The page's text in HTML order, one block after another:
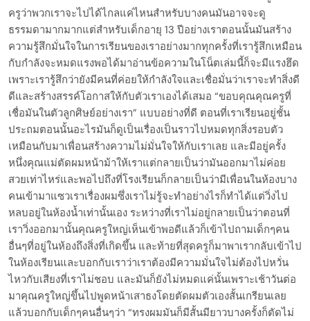
ครูว่าพวกเราจะไปได้ไกลแค่ไหนสำหรับบางคนมันอาจจะดู
ธรรมดามากมากแต่สำหรับเด็กอายุ 13 ปีอย่างเราตอนนั้นมันสร้าง
ความรู้สึกมั่นใจในการเรียนของเราอย่างมากทุกครั้งที่เรารู้สึกเหมือน
กับกำลังจะหมดแรงพอได้มาอ่านข้อความในโน็ตเล่มนี้ก็จะมีแรงฮึด
เพราะเรารู้สึกว่ายังมีคนที่ค่อยให้กำลังใจและเชื่อมั่นว่าเราจะทำสิ่งดี
ดีและสร้างสรรค์โอกาสให้กับตัวเราเองได้เสมอ “ขอบคุณคุณครูที่
เชื่อมันในตัวลูกศิษย์อย่างเรา” แบบอย่างที่ดี ตอนที่เราเรียนอยู่ชั้น
ประถมตอนนั้นอะไรมันก็ดูเป็นเรื่องเป็นราวไปหมดทุกสิ่งรอบตัว
เหมือนกับมาเพื่อนสร้างความไม่มั่นใจให้กับเราเลย และมีอยู่ครั้ง
หนึ่งคุณแม่ตัดผมหน้าม้าให้เราแต่กลายเป็นว่ามันออกมาไม่ค่อย
สวยเท่าไหร่และพอไปถึงที่โรงเรียนก็กลายเป็นว่ามีเพื่อนในห้องบาง
คนเข้ามาแซวเราเรื่องผมซึ่งเราไม่รู้จะทำอย่างไรก็ทำได้แต่วิ่งไป
หลบอยู่ในห้องน้ำเท่านั้นเอง ระหว่างที่เราไม่อยู่กลายเป็นว่าตอนที่
เราวิ่งออกมานั้นคุณครูใหญ่เห็นเข้าพอดีแล้วก็เข้าไปถามเด็กๆคน
อื่นๆที่อยู่ในห้องถึงสิ่งที่เกิดขึ้น และท้ายที่สุดครูก็มาพาเรากลับเข้าไป
ในห้องเรียนและบอกกับเราว่าเราต้องมีความมั่นใจไม่ต้องไปหวั่น
ไหวกับเสียงที่เราไม่ชอบ และมันก็ยังไม่หมดแค่นั้นเพราะเช้าวันต่อ
มาคุณครูใหญ่ขึ้นไปพูดหน้าเสาธงโดยตัดผมตัวเองสั้นเกรียนเลย
แล้วบอกกับเด็กๆคนอื่นๆว่า “ทรงผมมันก็มีสั้นมียาวบางครั้งก็ตัดไม่